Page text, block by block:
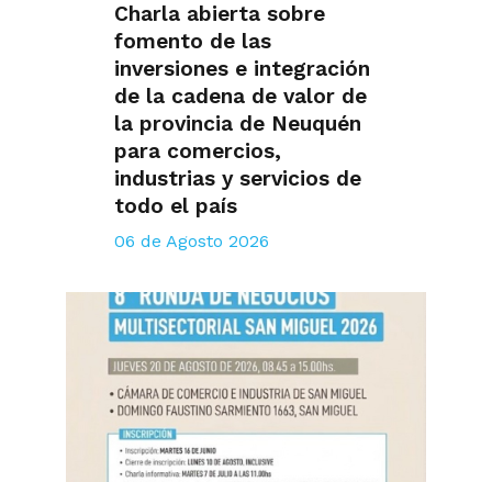
Charla abierta sobre
fomento de las
inversiones e integración
de la cadena de valor de
la provincia de Neuquén
para comercios,
industrias y servicios de
todo el país
06 de Agosto 2026